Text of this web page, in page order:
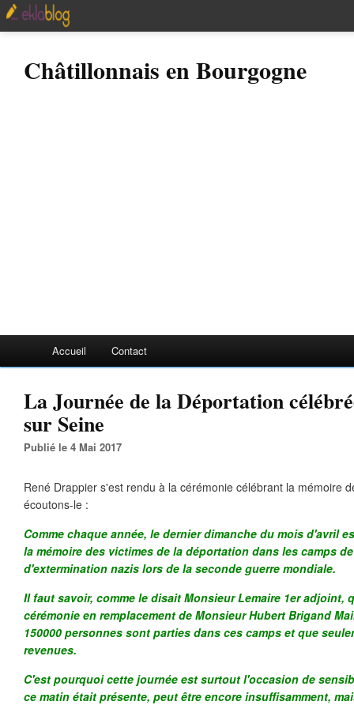
Châtillonnais en Bourgogne
Accueil Contact
La Journée de la Déportation
sur Seine
Publié le 4 Mai 2017
René Drappier s'est rendu à la cérémonie célébrant la mémoire
écoutons-le :
Comme chaque année, le dernier dimanche du mois d'avril
la mémoire des victimes de la déportation dans les camps
d'extermination nazis lors de la seconde guerre mondiale.
Il faut savoir, comme le disait Monsieur Lemaire 1er adjoint,
cérémonie en remplacement de Monsieur Hubert Brigand
150000 personnes sont parties dans ces camps et que
revenues.
C'est pourquoi cette journée est surtout l'occasion de
ce matin était présente, peut être encore insuffisamment,